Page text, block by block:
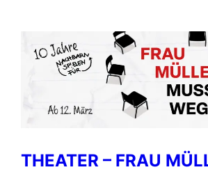
THEATER – FRAU